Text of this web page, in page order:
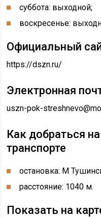
суббота: выходной;
воскресенье:
Официальный
https://dszn.ru/
Электронная
uszn-pok-
Как добраться
транспорте
остановка: М
расстояние: 1040 м.
Показать на